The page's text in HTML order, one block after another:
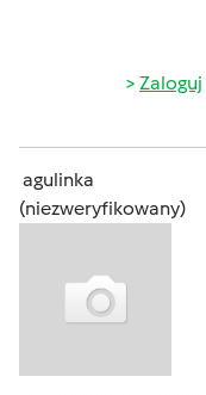
Zaloguj
agulinka
(niezweryfikowany)